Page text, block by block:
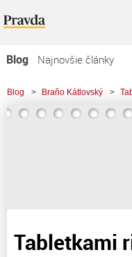
Blog
Najnovšie články
Najčítanejšie články
Najkomentovanejšie články
Blog > Braňo Kátlovský >
Tabletkami